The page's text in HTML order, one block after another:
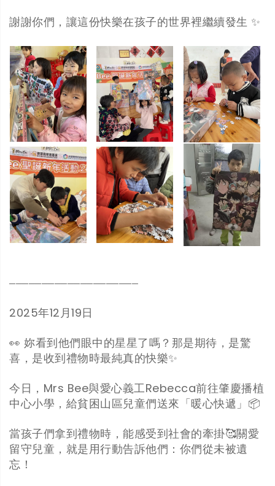
謝謝你們，讓這份快樂在孩子的世界裡繼續發生 ✨
────────────────────
2025年12月19日
👀 妳看到他們眼中的星星了嗎？那是期待，是驚
喜，是收到禮物時最純真的快樂✨
今日，Mrs Bee與愛心義工Rebecca前往肇慶播植
中心小學，給貧困山區兒童們送來「暖心快遞」📦
當孩子們拿到禮物時，能感受到社會的牽掛🥰關愛
留守兒童，就是用行動告訴他們：你們從未被遺
忘！